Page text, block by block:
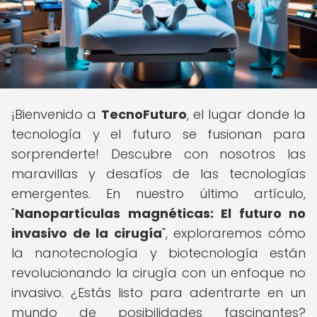
¡Bienvenido a TecnoFuturo, el lugar donde la
tecnología y el futuro se fusionan para
sorprenderte! Descubre con nosotros las
maravillas y desafíos de las tecnologías
emergentes. En nuestro último artículo,
"Nanopartículas magnéticas: El futuro no
invasivo de la cirugía", exploraremos cómo
la nanotecnología y biotecnología están
revolucionando la cirugía con un enfoque no
invasivo. ¿Estás listo para adentrarte en un
mundo de posibilidades fascinantes?